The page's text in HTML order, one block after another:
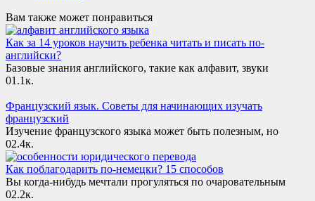
Вам также может понравиться
Как за 14 уроков научить ребенка читать и писать по-
английски?
Базовые знания английского, такие как алфавит, звуки
01.1к.
Французский язык. Советы для начинающих изучать
французский
Изучение французского языка может быть полезным, но
02.4к.
Как поблагодарить по-немецки? 15 способов
Вы когда-нибудь мечтали прогуляться по очаровательным
02.2к.